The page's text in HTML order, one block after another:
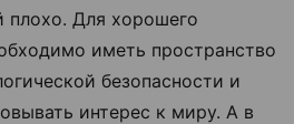
плохо. Для хорошего
иметь пространство
безопасности и
интерес к миру. А в